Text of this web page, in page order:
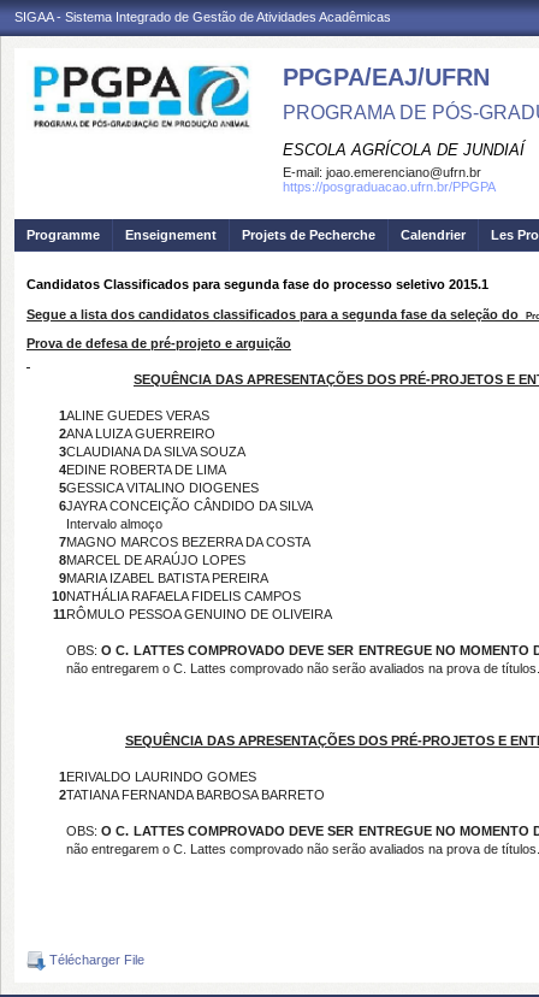
SIGAA - Sistema Integrado de Gestão de Atividades Acadêmicas
PPGPA/EAJ/UFRN
PROGRAMA DE PÓS-
ESCOLA AGRÍCOLA DE JUNDIAÍ
E-mail: joao.emerenciano@ufrn.br
https://posgraduacao.ufrn.br/PPGPA
Programme Enseignement Projets de Pecherche Calendrier Les
Candidatos Classificados para segunda fase do processo seletivo 2015.1
Segue a lista dos candidatos classificados para a segunda fase da seleção do
Prova de defesa de pré-projeto e arguição
SEQUÊNCIA DAS APRESENTAÇÕES DOS PRÉ-PROJETOS E
1ALINE GUEDES VERAS
2ANA LUIZA GUERREIRO
3CLAUDIANA DA SILVA SOUZA
4EDINE ROBERTA DE LIMA
5GESSICA VITALINO DIOGENES
6JAYRA CONCEIÇÃO CÂNDIDO DA SILVA
Intervalo almoço
7MAGNO MARCOS BEZERRA DA COSTA
8MARCEL DE ARAÚJO LOPES
9MARIA IZABEL BATISTA PEREIRA
10NATHÁLIA RAFAELA FIDELIS CAMPOS
11RÔMULO PESSOA GENUINO DE OLIVEIRA
OBS:O C. LATTES COMPROVADO DEVE SER ENTREGUE NO MOMENTO
não entregarem o C. Lattes comprovado não serão avaliados na prova de títulos.
SEQUÊNCIA DAS APRESENTAÇÕES DOS PRÉ-PROJETOS E
1ERIVALDO LAURINDO GOMES
2TATIANA FERNANDA BARBOSA BARRETO
OBS:O C. LATTES COMPROVADO DEVE SER ENTREGUE NO MOMENTO
não entregarem o C. Lattes comprovado não serão avaliados na prova de títulos.
Télécharger File